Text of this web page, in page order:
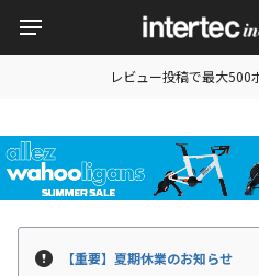
レビュー投稿で最大500
【重要】夏期休業のお知らせ